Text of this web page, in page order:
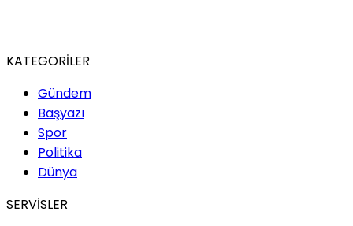
KATEGORİLER
Gündem
Başyazı
Spor
Politika
Dünya
SERVİSLER